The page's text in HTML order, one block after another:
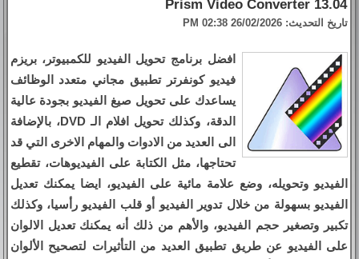
Prism Video Converter 13.04
تاريخ التحديث: 26/02/2026 02:38 PM
افضل برنامج تحويل الفيديو للكمبيوتر، بريزم
فيديو كونفرتر تطبيق مجاني متعدد الوظائف
يساعدك على تحويل صيغ الفيديو بجودة عالية
الدقة، وكذلك تحويل افلام الـ DVD، بالإضافة
الى العديد من الادوات والمهام الاخرى التي قد
تحتاجها، مثل الكتابة على الفيديوهات، تقطيع
الفيديو وتحويله، وضع علامة مائية على الفيديو، ايضا يمكنك تعديل
الفيديو بسهولة من خلال تدوير الفيديو أو قلب الفيديو رأسيا، وكذلك
تكبير وتصغير حجم الفيديو، والأهم من ذلك أنه يمكنك تعديل الالوان
على الفيديو عن طريق تطبيق العديد من التأثيرات لتصحيح الألوان